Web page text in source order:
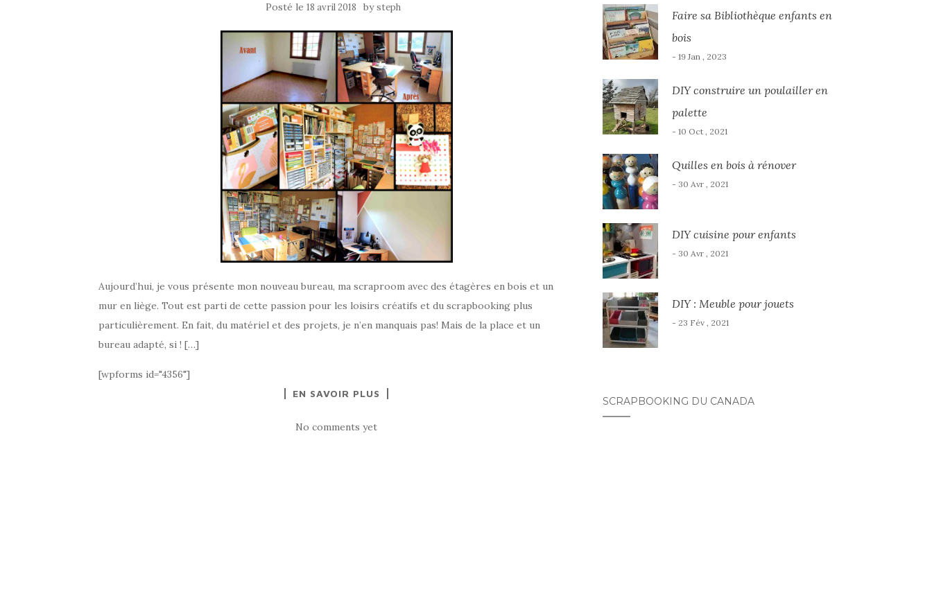
Posté le 18 avril 2018 bysteph
Aujourd’hui, je vous présente mon nouveau bureau, ma scraproom avec des étagères en bois et un
mur en liège. Tout est parti de cette passion pour les loisirs créatifs et du scrapbooking plus
particulièrement. En fait, du matériel et des projets, je n’en manquais pas! Mais de la place et un
bureau adapté, si ! […]
[wpforms id="4356"]
EN SAVOIR PLUS
No comments yet
Faire sa Bibliothèque enfants en
bois
- 19 Jan , 2023
DIY construire un poulailler en
palette
- 10 Oct , 2021
Quilles en bois à rénover
- 30 Avr , 2021
DIY cuisine pour enfants
- 30 Avr , 2021
DIY : Meuble pour jouets
- 23 Fév , 2021
SCRAPBOOKING DU CANADA